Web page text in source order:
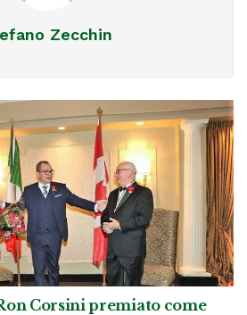
Zecchin
Corsini premiato come